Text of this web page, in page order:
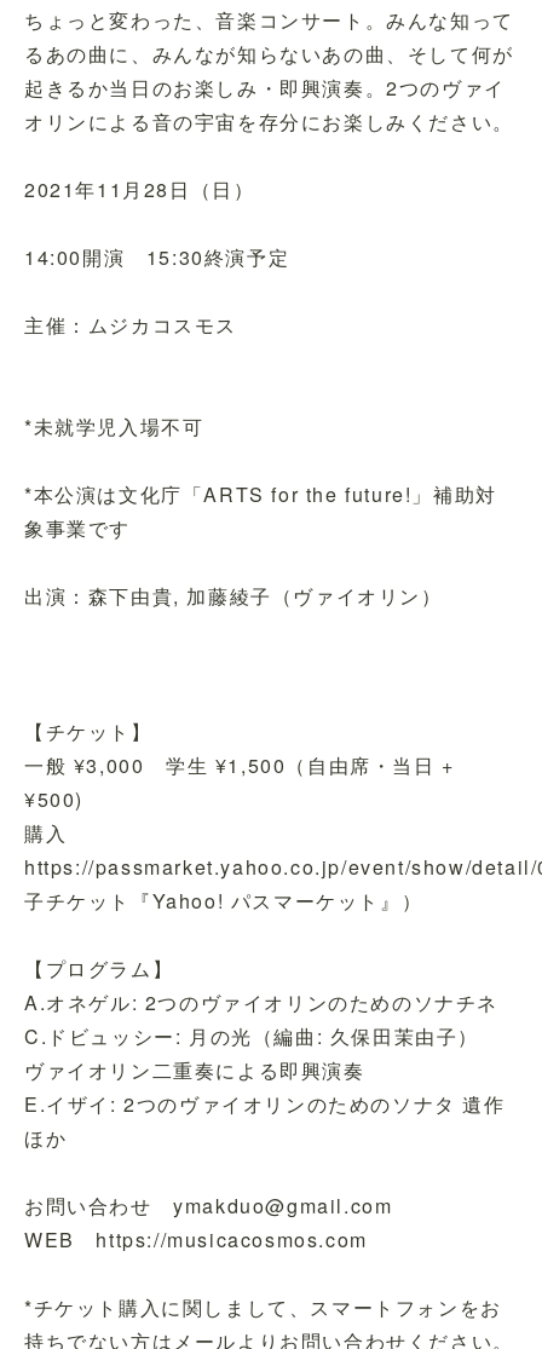
ちょっと変わった、音楽コンサート。みんな知って
るあの曲に、みんなが知らないあの曲、そして何が
起きるか当日のお楽しみ・即興演奏。2つのヴァイ
オリンによる音の宇宙を存分にお楽しみください。
2021年11月28日（日）
14:00開演 15:30終演予定
主催：ムジカコスモス
*未就学児入場不可
*本公演は文化庁「ARTS for the future!」補助対
象事業です
出演：森下由貴, 加藤綾子（ヴァイオリン）
【チケット】
一般 ¥3,000 学生 ¥1,500（自由席・当日 +
¥500)
購入
https://passmarket.yahoo.co.jp/event/show/
子チケット『Yahoo! パスマーケット』）
【プログラム】
A.オネゲル: 2つのヴァイオリンのためのソナチネ
C.ドビュッシー: 月の光（編曲: 久保田茉由子）
ヴァイオリン二重奏による即興演奏
E.イザイ: 2つのヴァイオリンのためのソナタ 遺作
ほか
お問い合わせ ymakduo@gmail.com
WEB https://musicacosmos.com
*チケット購入に関しまして、スマートフォンをお
持ちでない方はメールよりお問い合わせください。